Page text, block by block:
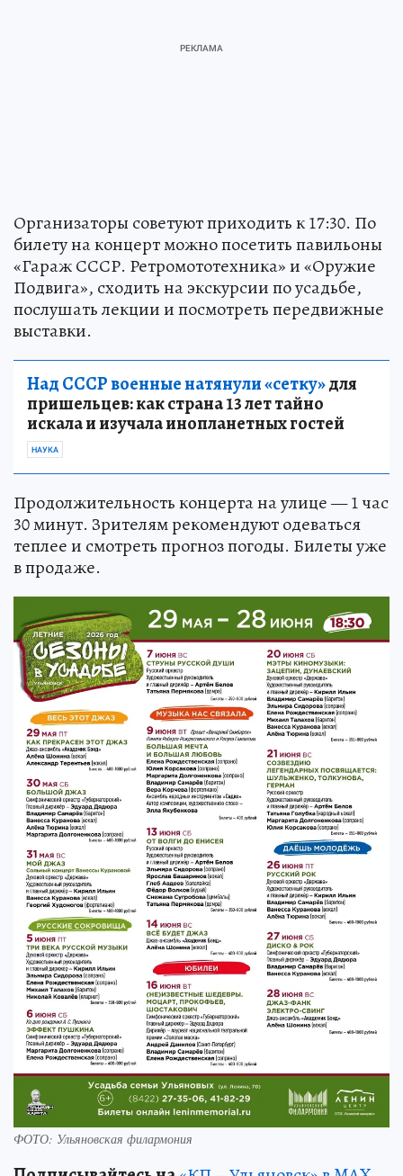
Организаторы советуют приходить к 17:30. По
билету на концерт можно посетить павильоны
«Гараж СССР. Ретромототехника» и «Оружие
Подвига», сходить на экскурсии по усадьбе,
послушать лекции и посмотреть передвижные
выставки.
Над СССР военные натянули «сетку»для
пришельцев: как страна 13 лет тайно
искала и изучала инопланетных гостей
НАУКА
Продолжительность концерта на улице — 1 час
30 минут. Зрителям рекомендуют одеваться
теплее и смотреть прогноз погоды. Билеты уже
в продаже.
ФОТО: Ульяновская филармония